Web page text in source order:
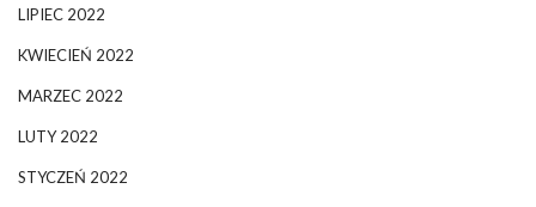
LIPIEC 2022
KWIECIEŃ 2022
MARZEC 2022
LUTY 2022
STYCZEŃ 2022